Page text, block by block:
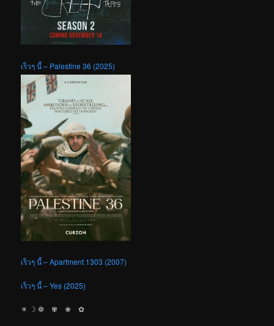
เร็วๆ นี้ – Palestine 36 (2025)
เร็วๆ นี้ – Apartment 1303 (2007)
เร็วๆ นี้ – Yes (2025)
☀︎ ☽ ❁ ✾ ❀ ✿